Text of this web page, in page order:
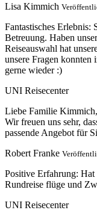
Lisa Kimmich
Fantastisches Erlebnis:
Betreuung. Haben
Reiseauswahl hat
unsere Fragen
gerne wieder :)
UNI Reisecenter
Liebe Familie
Wir freuen uns sehr,
passende Angebot für
Robert Franke
Positive Erfahrung: Hat
Rundreise flüge und
UNI Reisecenter